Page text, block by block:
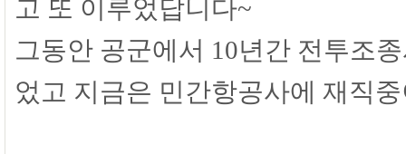
고 또 이루었답니다~
그동안 공군에서 10년간 전투조
었고 지금은 민간항공사에 재직